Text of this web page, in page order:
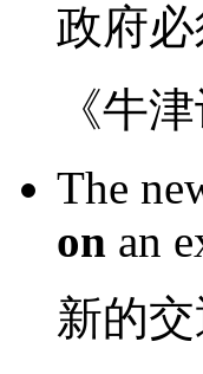
政府
《牛
The
on an
新的交